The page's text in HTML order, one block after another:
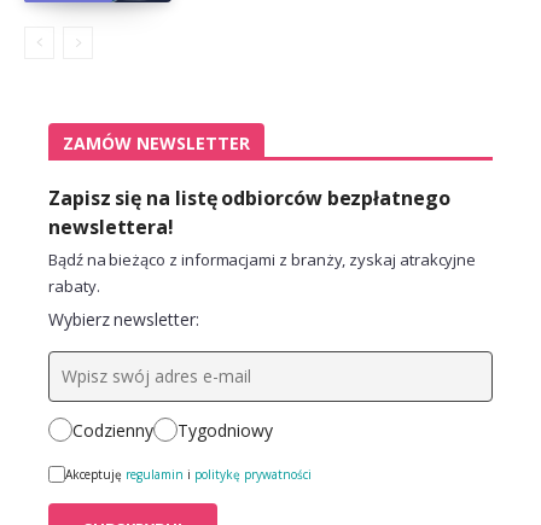
ZAMÓW NEWSLETTER
Zapisz się na listę odbiorców bezpłatnego
newslettera!
Bądź na bieżąco z informacjami z branży, zyskaj atrakcyjne
rabaty.
Wybierz newsletter:
Codzienny Tygodniowy
Akceptuję regulamin i politykę prywatności